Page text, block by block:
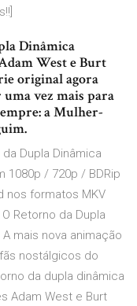
Dinâmica
West e Burt
original agora
vez mais para
a Mulher-
Dupla Dinâmica
1080p / 720p / BDRip
nos formatos MKV
O Retorno da Dupla
mais nova animação
nostálgicos do
da dupla dinâmica
Adam West e Burt